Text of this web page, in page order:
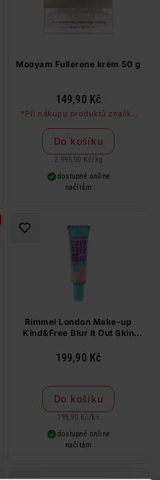
Mooyam Fullerene krém 50 g
149,90 Kč
*Při nákupu produktů značky
kolagenovou masku zdarma
Do košíku
2 998,00 Kč/ kg
dostupné online
načítám
Rimmel London Make-up
Kind&Free Blur It Out Skin
199,90 Kč
Do košíku
199,90 Kč / ks
dostupné online
načítám